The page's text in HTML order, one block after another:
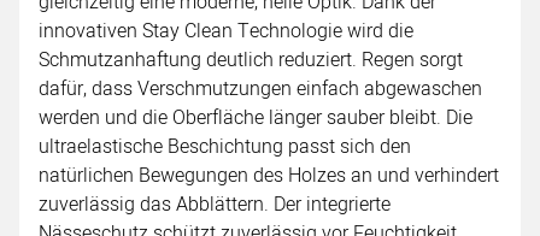
innovativen Stay Clean Technologie wird die
Schmutzanhaftung deutlich reduziert. Regen sorgt
dafür, dass Verschmutzungen einfach abgewaschen
werden und die Oberfläche länger sauber bleibt. Die
ultraelastische Beschichtung passt sich den
natürlichen Bewegungen des Holzes an und verhindert
zuverlässig das Abblättern. Der integrierte